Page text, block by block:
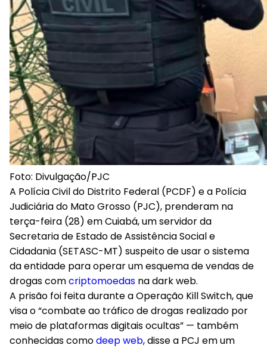
Foto: Divulgação/PJC
A Polícia Civil do Distrito Federal (PCDF) e a Polícia
Judiciária do Mato Grosso (PJC), prenderam na
terça-feira (28) em Cuiabá, um servidor da
Secretaria de Estado de Assistência Social e
Cidadania (SETASC-MT) suspeito de usar o sistema
da entidade para operar um esquema de vendas de
drogas comcriptomoedas na dark web.
A prisão foi feita durante a Operação Kill Switch, que
visa o “combate ao tráfico de drogas realizado por
meio de plataformas digitais ocultas” — também
conhecidas comodeep web, disse a PCJ em um